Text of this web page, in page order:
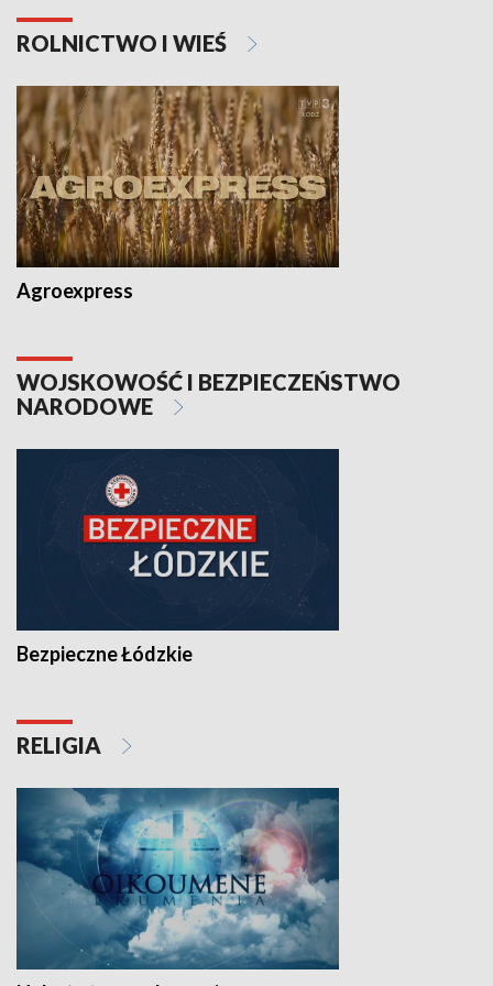
ROLNICTWO I WIEŚ
Agroexpress
WOJSKOWOŚĆ I BEZPIECZEŃSTWO
NARODOWE
Bezpieczne Łódzkie
RELIGIA